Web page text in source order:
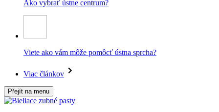
Ako vybrať ústne centrum?
Viete ako vám môže pomôcť ústna sprcha?
Viac článkov
Přejít na menu